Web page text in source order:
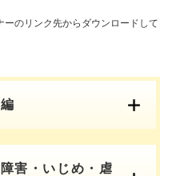
のリンク先からダウンロードして
害・いじめ・虐